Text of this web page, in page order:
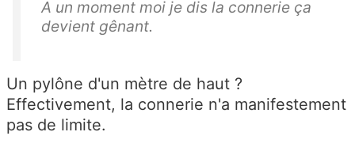
A un moment moi je dis la connerie ça
devient gênant.
Un pylône d'un mètre de haut ?
Effectivement, la connerie n'a manifestement
pas de limite.